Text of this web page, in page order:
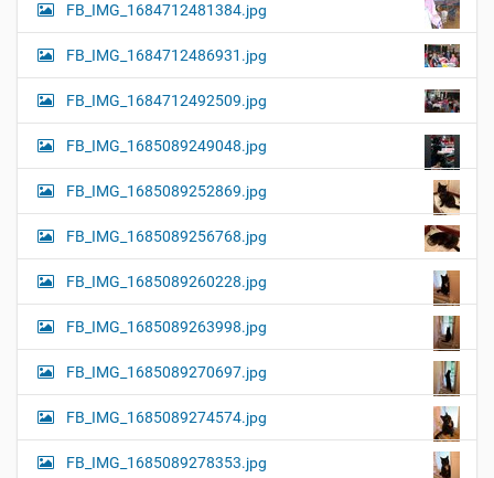
FB_IMG_1684712481384.jpg
FB_IMG_1684712486931.jpg
FB_IMG_1684712492509.jpg
FB_IMG_1685089249048.jpg
FB_IMG_1685089252869.jpg
FB_IMG_1685089256768.jpg
FB_IMG_1685089260228.jpg
FB_IMG_1685089263998.jpg
FB_IMG_1685089270697.jpg
FB_IMG_1685089274574.jpg
FB_IMG_1685089278353.jpg